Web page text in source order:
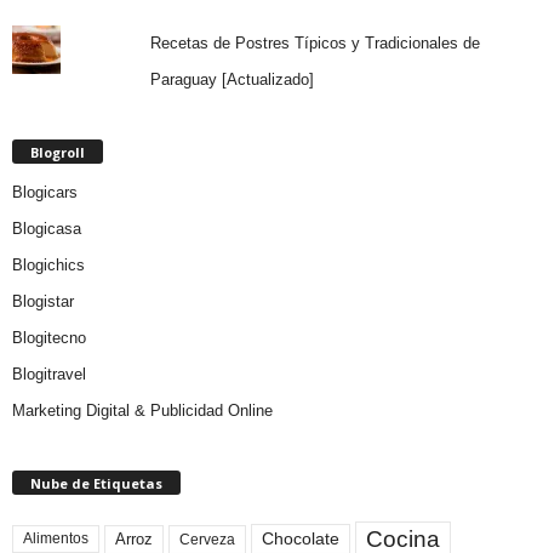
Recetas de Postres Típicos y Tradicionales de
Paraguay [Actualizado]
Blogroll
Blogicars
Blogicasa
Blogichics
Blogistar
Blogitecno
Blogitravel
Marketing Digital & Publicidad Online
Nube de Etiquetas
Alimentos Arroz Cerveza Chocolate Cocina